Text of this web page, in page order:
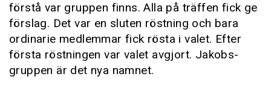
förstå var gruppen finns. Alla på träffen fick ge
förslag. Det var en sluten röstning och bara
ordinarie medlemmar fick rösta i valet. Efter
första röstningen var valet avgjort. Jakobs-
gruppen är det nya namnet.